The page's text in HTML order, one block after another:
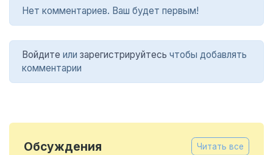
Нет комментариев. Ваш будет первым!
Войдите или зарегистрируйтесь чтобы добавлять
комментарии
Обсуждения Читать все